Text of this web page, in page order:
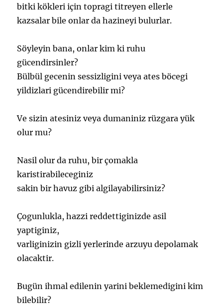
bitki kökleri için topragi titreyen ellerle
kazsalar bile onlar da hazineyi bulurlar.
Söyleyin bana, onlar kim ki ruhu
gücendirsinler?
Bülbül gecenin sessizligini veya ates böcegi
yildizlari gücendirebilir mi?
Ve sizin atesiniz veya dumaniniz rüzgara yük
olur mu?
Nasil olur da ruhu, bir çomakla
karistirabileceginiz
sakin bir havuz gibi algilayabilirsiniz?
Çogunlukla, hazzi reddettiginizde asil
yaptiginiz,
varliginizin gizli yerlerinde arzuyu depolamak
olacaktir.
Bugün ihmal edilenin yarini beklemedigini kim
bilebilir?